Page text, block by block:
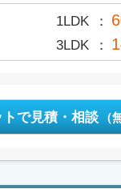
1LDK
3LDK
トで見積・相談 （